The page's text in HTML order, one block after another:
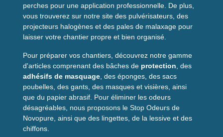
perches pour une application professionnelle. De plus,
vous trouverez sur notre site des pulvérisateurs, des
projecteurs halogènes et des pales de malaxage pour
laisser votre chantier propre et bien organisé.
Pour préparer vos chantiers, découvrez notre gamme
d'articles comprenant des bâches de protection , des
adhésifs de masquage , des éponges, des sacs
poubelles, des gants, des masques et visières, ainsi
que du papier abrasif. Pour éliminer les odeurs
désagréables, nous proposons le Stop Odeurs de
Novopure, ainsi que des lingettes, de la lessive et des
chiffons.